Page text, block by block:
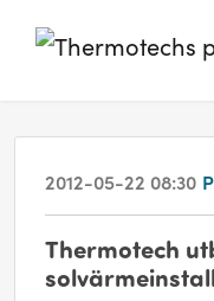
2012-05-22 08:30
Thermotech